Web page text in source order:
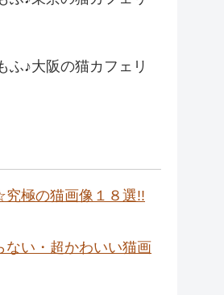
ふ♪大阪の猫カフェリ
極の猫画像１８選!!
ない・超かわいい猫画